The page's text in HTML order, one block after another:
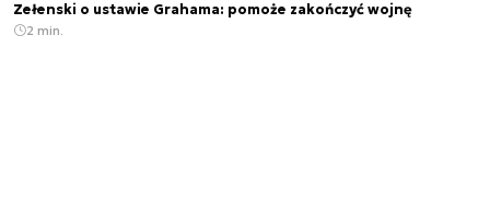
Zełenski o ustawie Grahama: pomoże zakończyć wojnę
2 min.